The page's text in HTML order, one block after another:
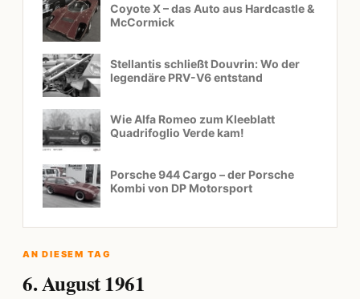
Coyote X – das Auto aus Hardcastle &
McCormick
Stellantis schließt Douvrin: Wo der
legendäre PRV-V6 entstand
Wie Alfa Romeo zum Kleeblatt
Quadrifoglio Verde kam!
Porsche 944 Cargo – der Porsche
Kombi von DP Motorsport
AN DIESEM TAG
6. August 1961